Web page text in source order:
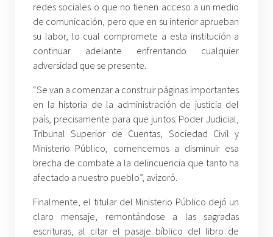
redes sociales o que no tienen acceso a un medio
de comunicación, pero que en su interior aprueban
su labor, lo cual compromete a esta institución a
continuar adelante enfrentando cualquier
adversidad que se presente.
“Se van a comenzar a construir páginas importantes
en la historia de la administración de justicia del
país, precisamente para que juntos: Poder Judicial,
Tribunal Superior de Cuentas, Sociedad Civil y
Ministerio Público, comencemos a disminuir esa
brecha de combate a la delincuencia que tanto ha
afectado a nuestro pueblo”, avizoró.
Finalmente, el titular del Ministerio Público dejó un
claro mensaje, remontándose a las sagradas
escrituras, al citar el pasaje bíblico del libro de